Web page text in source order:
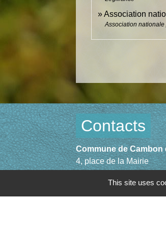
Association
Association
Contacts
Commune de Cambon
4, place de la Mairie
+33 5 63 53 00 00
This site uses